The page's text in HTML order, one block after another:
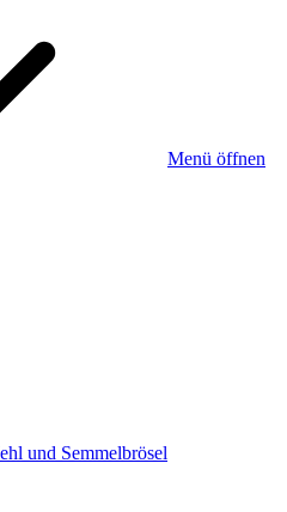
Menü öffnen
und Semmelbrösel